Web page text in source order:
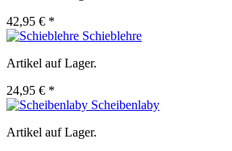
42,95 € *
Schieblehre
Artikel auf Lager.
24,95 € *
Scheibenlaby
Artikel auf Lager.